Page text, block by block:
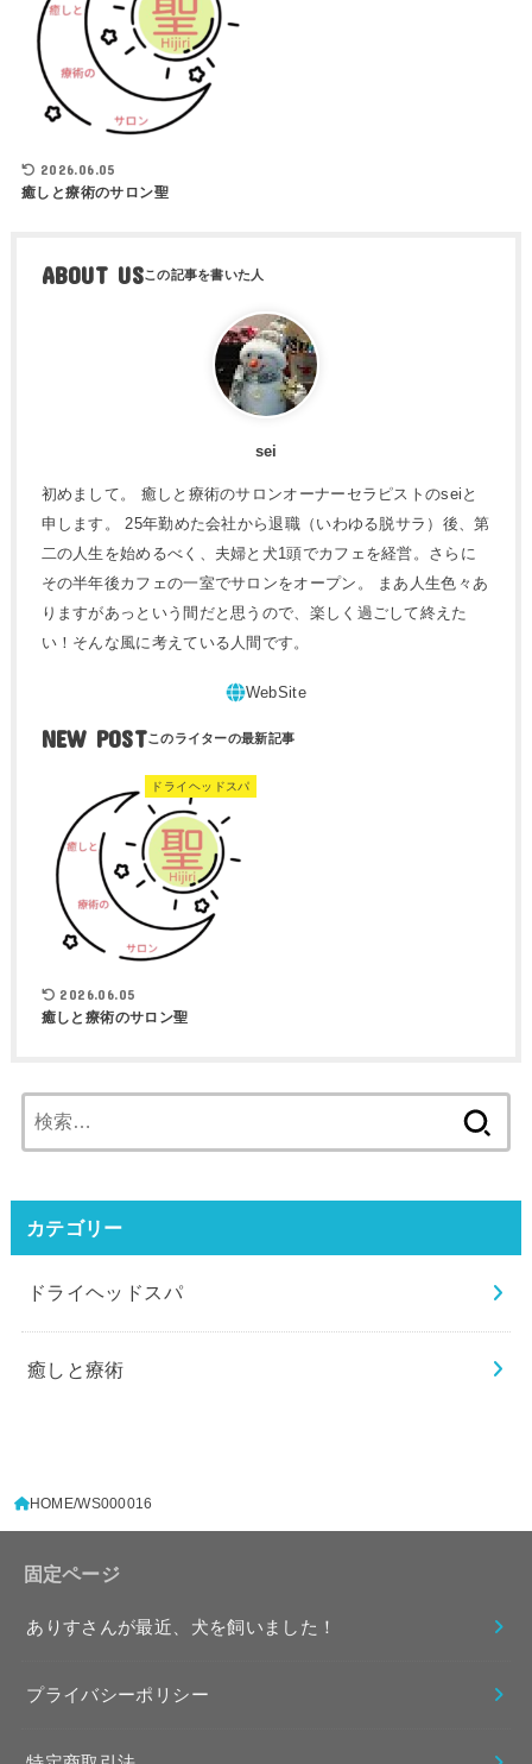
2026.06.05
癒しと療術のサロン聖
ABOUT US
sei
初めまして。 癒しと療術のサロンオーナーセラピストのseiと
申します。 25年勤めた会社から退職（いわゆる脱サラ）後、第
二の人生を始めるべく、夫婦と犬1頭でカフェを経営。さらに
その半年後カフェの一室でサロンをオープン。 まあ人生色々あ
りますがあっという間だと思うので、楽しく過ごして終えた
い！そんな風に考えている人間です。
NEW POST
ドライヘッドスパ
2026.06.05
癒しと療術のサロン聖
索:
カテゴリー
ドライヘッドスパ
癒しと療術
HOME WS000016
固定ページ
ありすさんが最近、犬を飼いました！
プライバシーポリシー